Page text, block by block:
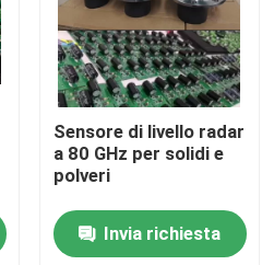
Sensore di livello radar
a 80 GHz per solidi e
polveri
Invia richiesta